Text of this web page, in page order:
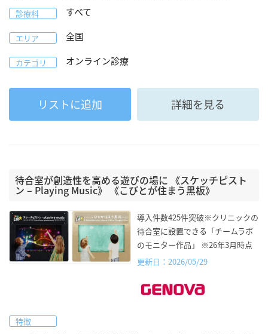
診療科 すべて
エリア 全国
カテゴリ オンライン診療
リストに追加 詳細を見る
待合室が創造性を高める遊びの場に 《スケッチピスト
ン – Playing Music》 《こびとが住まう黒板》
導入件数425件突破※クリニックの
待合室に設置できる「チームラボ
のモニター作品」 ※26年3月時点
更新日：2026/05/29
特徴